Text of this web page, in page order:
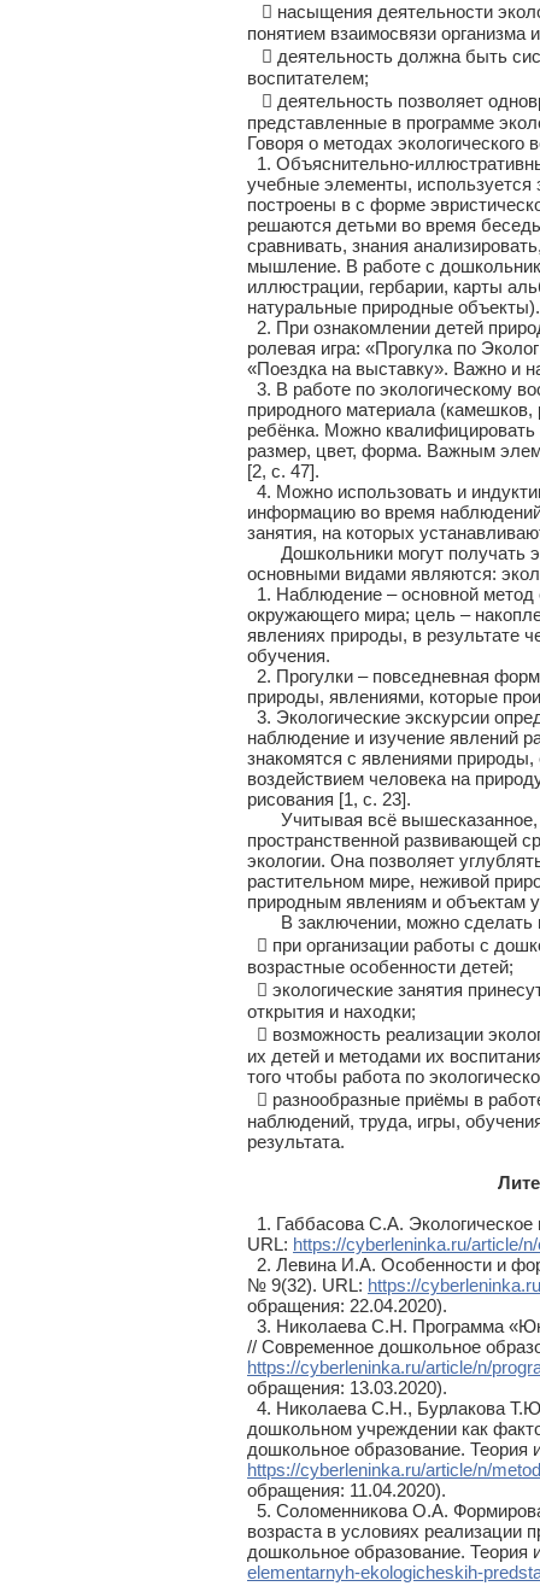
 насыщения деятельности
понятием взаимосвязи организма
 деятельность должна быть
воспитателем;
 деятельность позволяет
представленные в программе
Говоря о методах
1. Объяснительно-
учебные элементы, используется
построены в с форме
решаются детьми во время
сравнивать, знания
мышление. В работе с
иллюстрации, гербарии, карты
натуральные природные объекты).
2. При ознакомлении детей
ролевая игра: «Прогулка по
«Поездка на выставку». Важно и
3. В работе по экологическому
природного материала
ребёнка. Можно
размер, цвет, форма. Важным
[2, с. 47].
4. Можно использовать и
информацию во время
занятия, на которых
Дошкольники могут получать
основными видами являются:
1. Наблюдение – основной метод
окружающего мира; цель –
явлениях природы, в результате
обучения.
2. Прогулки – повседневная
природы, явлениями, которые
3. Экологические экскурсии
наблюдение и изучение явлений
знакомятся с явлениями
воздействием человека на
рисования [1, с. 23].
Учитывая всё вышесказанное,
пространственной развивающей
экологии. Она позволяет
растительном мире, неживой
природным явлениям и объектам
В заключении, можно сделать
 при организации работы с
возрастные особенности детей;
 экологические занятия
открытия и находки;
 возможность реализации
их детей и методами их
того чтобы работа по
 разнообразные приёмы в
наблюдений, труда, игры,
результата.
1. Габбасова С.А.
URL: https://cyberleninka.ru/article/
2. Левина И.А. Особенности и
№ 9(32). URL: https://
обращения: 22.04.2020).
3. Николаева С.Н. Программа
// Современное дошкольное
https://cyberleninka.ru/article/n/
обращения: 13.03.2020).
4. Николаева С.Н., Бурлакова
дошкольном учреждении как
дошкольное образование. Теория
https://cyberleninka.ru/article/n/
обращения: 11.04.2020).
5. Соломенникова О.А.
возраста в условиях реализации
дошкольное образование.
elementarnyh-ekologicheskih-